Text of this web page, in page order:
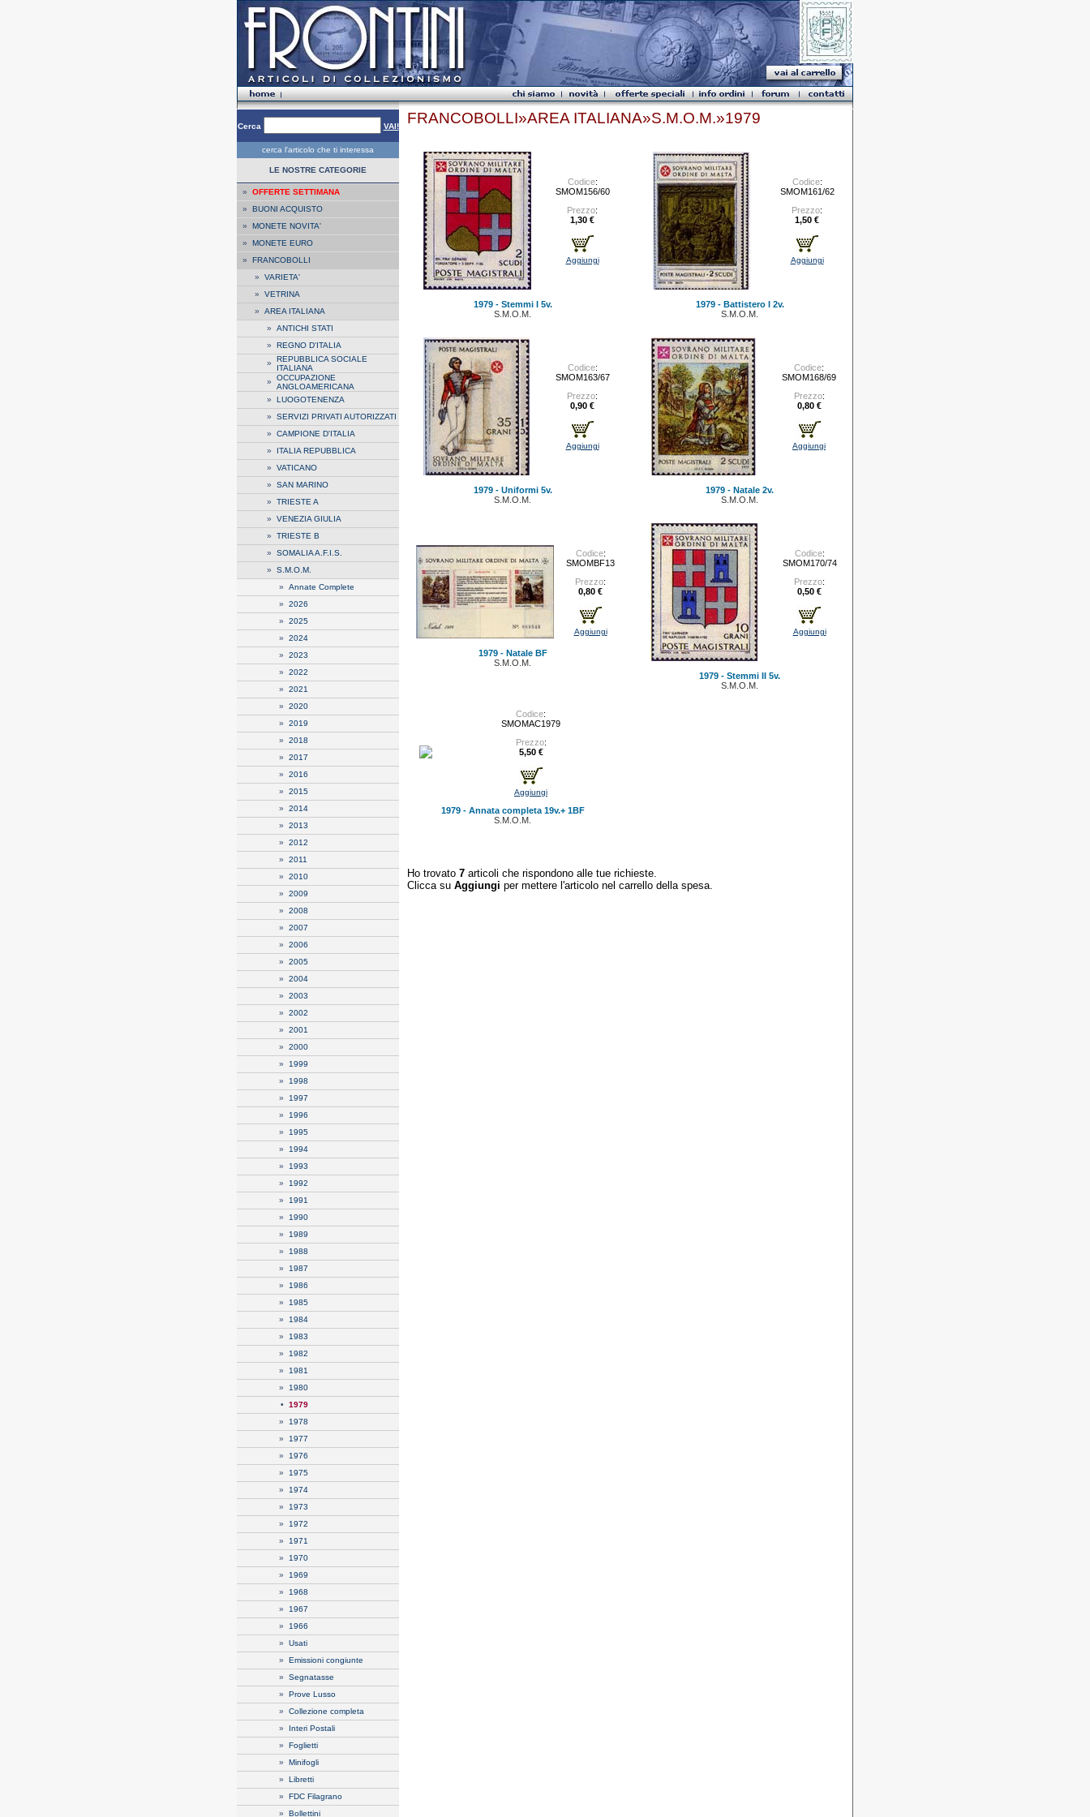
Cerca VAI!
cerca l'articolo che ti interessa
LE NOSTRE CATEGORIE
» OFFERTE SETTIMANA
» BUONI ACQUISTO
» MONETE NOVITA'
» MONETE EURO
» FRANCOBOLLI
» VARIETA'
» VETRINA
» AREA ITALIANA
» ANTICHI STATI
» REGNO D'ITALIA
» REPUBBLICA SOCIALE
ITALIANA
» OCCUPAZIONE
ANGLOAMERICANA
» LUOGOTENENZA
» SERVIZI PRIVATI AUTORIZZATI
» CAMPIONE D'ITALIA
» ITALIA REPUBBLICA
» VATICANO
» SAN MARINO
» TRIESTE A
» VENEZIA GIULIA
» TRIESTE B
» SOMALIA A.F.I.S.
» S.M.O.M.
» Annate Complete
» 2026
» 2025
» 2024
» 2023
» 2022
» 2021
» 2020
» 2019
» 2018
» 2017
» 2016
» 2015
» 2014
» 2013
» 2012
» 2011
» 2010
» 2009
» 2008
» 2007
» 2006
» 2005
» 2004
» 2003
» 2002
» 2001
» 2000
» 1999
» 1998
» 1997
» 1996
» 1995
» 1994
» 1993
» 1992
» 1991
» 1990
» 1989
» 1988
» 1987
» 1986
» 1985
» 1984
» 1983
» 1982
» 1981
» 1980
• 1979
» 1978
» 1977
» 1976
» 1975
» 1974
» 1973
» 1972
» 1971
» 1970
» 1969
» 1968
» 1967
» 1966
» Usati
» Emissioni congiunte
» Segnatasse
» Prove Lusso
» Collezione completa
» Interi Postali
» Foglietti
» Minifogli
» Libretti
» FDC Filagrano
» Bollettini
FRANCOBOLLI»AREA ITALIANA»S.M.O.M.»1979
Codice:
SMOM156/60
Prezzo:
1,30 €
Aggiungi
1979 - Stemmi I 5v.
S.M.O.M.
Codice:
SMOM161/62
Prezzo:
1,50 €
Aggiungi
1979 - Battistero I 2v.
S.M.O.M.
Codice:
SMOM163/67
Prezzo:
0,90 €
Aggiungi
1979 - Uniformi 5v.
S.M.O.M.
Codice:
SMOM168/69
Prezzo:
0,80 €
Aggiungi
1979 - Natale 2v.
S.M.O.M.
Codice:
SMOMBF13
Prezzo:
0,80 €
Aggiungi
1979 - Natale BF
S.M.O.M.
Codice:
SMOM170/74
Prezzo:
0,50 €
Aggiungi
1979 - Stemmi II 5v.
S.M.O.M.
Codice:
SMOMAC1979
Prezzo:
5,50 €
Aggiungi
1979 - Annata completa 19v.+ 1BF
S.M.O.M.
Ho trovato 7 articoli che rispondono alle tue richieste.
Clicca su Aggiungi per mettere l'articolo nel carrello della spesa.